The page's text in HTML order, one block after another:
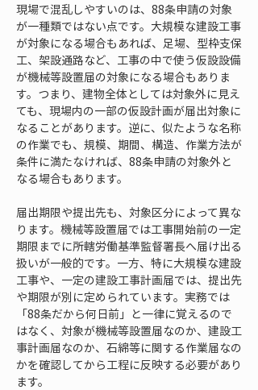
現場で混乱しやすいのは、88条申請の対象
が一種類ではない点です。大規模な建設工事
が対象になる場合もあれば、足場、型枠支保
工、架設通路など、工事の中で使う仮設設備
が機械等設置届の対象になる場合もありま
す。つまり、建物全体としては対象外に見え
ても、現場内の一部の仮設計画が届出対象に
なることがあります。逆に、似たような名称
の作業でも、規模、期間、構造、作業方法が
条件に満たなければ、88条申請の対象外と
なる場合もあります。
届出期限や提出先も、対象区分によって異な
ります。機械等設置届では工事開始前の一定
期限までに所轄労働基準監督署長へ届け出る
扱いが一般的です。一方、特に大規模な建設
工事や、一定の建設工事計画届では、提出先
や期限が別に定められています。実務では
「88条だから何日前」と一律に覚えるので
はなく、対象が機械等設置届なのか、建設工
事計画届なのか、石綿等に関する作業届なの
かを確認してから工程に反映する必要があり
ます。